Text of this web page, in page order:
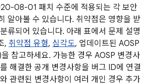
08-01 패치 수준에 적용되는 각 보안
알아볼 수 있습니다. 취약점은 영향을 받
류되어 있습니다. 아래 표에서 문제 설명
, 취약점 유형, 심각도, 업데이트된 AOSP
참고하세요. 가능한 경우 AOSP 변경사
해결한 공개 변경사항을 버그 ID에 연결
관련된 변경사항이 여러 개인 경우 추가